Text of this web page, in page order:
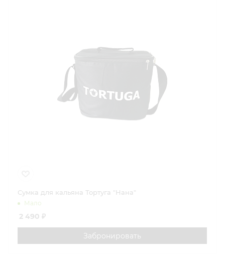
Сумка для кальяна Тортуга "Нана"
Мало
2 490 ₽
Забронировать